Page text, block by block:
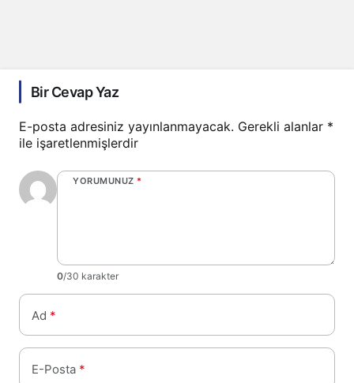
Bir Cevap Yaz
E-posta adresiniz yayınlanmayacak. Gerekli alanlar *
ile işaretlenmişlerdir
YORUMUNUZ *
0/30 karakter
Ad *
E-Posta *